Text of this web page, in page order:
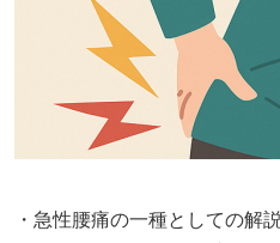
・急性腰痛の一種としての解説